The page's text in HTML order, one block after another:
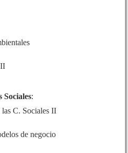
Ambientales
Sociales:
las C. Sociales II
de negocio